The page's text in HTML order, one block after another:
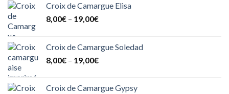
Croix de Camargue Elisa
8,00€ – 19,00€
Croix de Camargue Soledad
8,00€ – 19,00€
Croix de Camargue Gypsy